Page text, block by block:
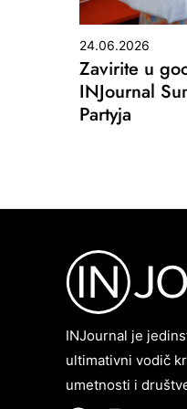
24.06.2026
Zavirite u
INJournal
Partyja
INJournal je
ultimativni vodič
umetnosti i